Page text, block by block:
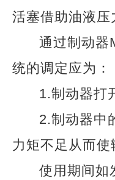
活塞借助油液
通过制动器
统的调定应为：
1.制动器打
2.制动器中
力矩不足从而使
使用期间如